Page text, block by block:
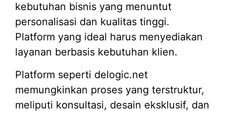
kebutuhan bisnis yang menuntut
personalisasi dan kualitas tinggi.
Platform yang ideal harus menyediakan
layanan berbasis kebutuhan klien.
Platform seperti delogic.net
memungkinkan proses yang terstruktur,
meliputi konsultasi, desain eksklusif, dan